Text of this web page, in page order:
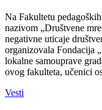
Na Fakultetu
nazivom „Društvene
negativne uticaje
organizovala Fondacija
lokalne samouprave
ovog fakulteta, učenici
Vesti